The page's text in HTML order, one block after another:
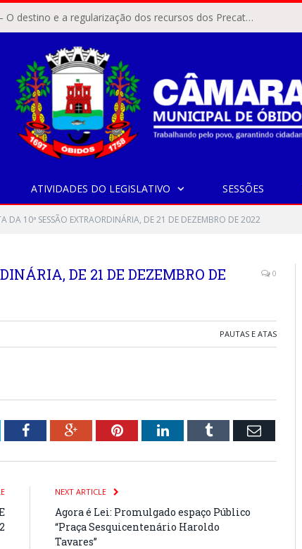
ÓBIDOS, PA – O destino e a regularização dos recursos dos Precatórios do FUNDEF (Fundo de Manutenção e Desenvolvimento do Ensino Fundamental e de Valorização do Magistério) voltaram a pautar as discussões na Câmara Municipal de Óbidos.
ATIVIDADES DO LEGISLATIVO SESSÕES
DA 10ª SESSÃO EXTRAORDINÁRIA, DE 21 DE DEZEMBRO DE 2022
DE 21 DE DEZEMBRO DE
0
PAUTAS E ATAS
FacebookGoogle+PinterestLinkedInTumblr Email
NEXT ARTICLE
Agora é Lei: Promulgado espaço Público
“Praça Sesquicentenário Haroldo
Tavares”